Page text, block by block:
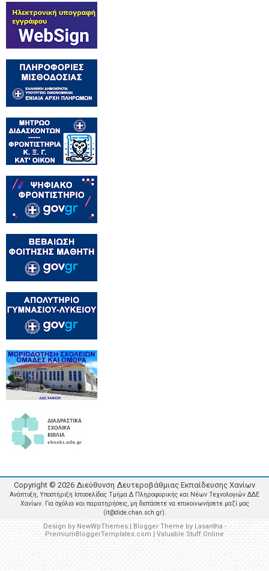
Copyright © 2026 Διεύθυνση Δευτεροβάθμιας Εκπαίδευσης Χανίων
Ανάπτυξη, Υποστήριξη Ιστοσελίδας Τμήμα Δ Πληροφορικής και Νέων Τεχνολογιών ΔΔΕ
Χανίων. Για σχόλια και παρατηρήσεις, μη διστάσετε να επικοινωνήσετε μαζί μας
(it@dide.chan.sch.gr).
Design by NewWpThemes| Blogger Theme byLasantha -
PremiumBloggerTemplates.com|Valuable Stuff Online